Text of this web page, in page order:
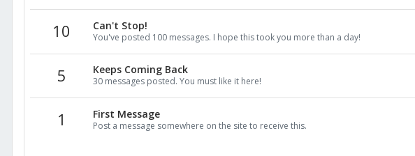
10 Can't Stop!
You've posted 100 messages. I hope this took you more than a day!
5 Keeps Coming Back
30 messages posted. You must like it here!
1 First Message
Post a message somewhere on the site to receive this.